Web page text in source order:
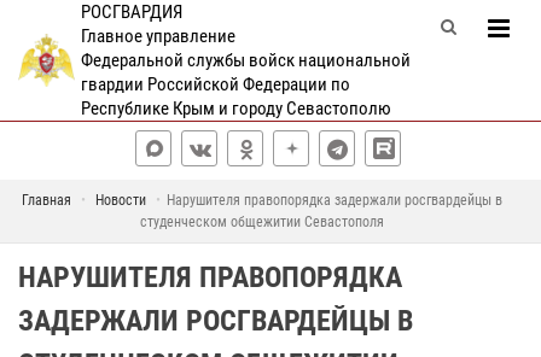
РОСГВАРДИЯ
Главное управление
Федеральной службы войск национальной
гвардии Российской Федерации по
Республике Крым и городу Севастополю
Главная Новости
Нарушителя правопорядка задержали росгвардейцы в
студенческом общежитии Севастополя
НАРУШИТЕЛЯ ПРАВОПОРЯДКА
ЗАДЕРЖАЛИ РОСГВАРДЕЙЦЫ В